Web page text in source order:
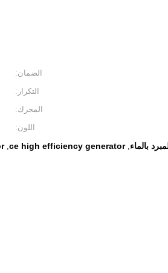
الضمان:
التكرار:
المحرك:
اللون:
بالماء,
ce high efficiency generator
,